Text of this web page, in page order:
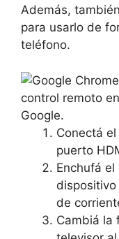
Además,
para usarlo de
teléfono.
Conectá
puerto
Enchufá
de
Cambiá la